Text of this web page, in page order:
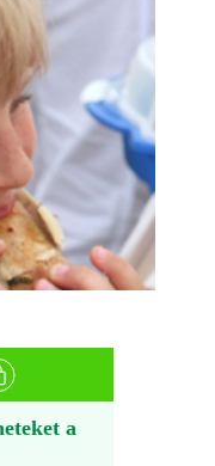
a